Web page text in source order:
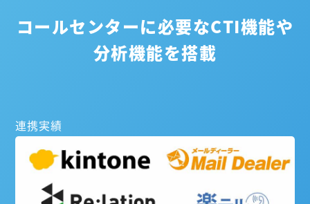
コールセンターに必要なCTI機能や
分析機能を搭載
連携実績